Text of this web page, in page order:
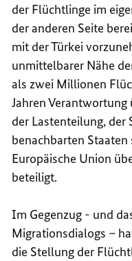
der Flüchtlinge im
der anderen Seite
mit der Türkei
unmittelbarer Nähe
als zwei Millionen
Jahren Verantwortung
der Lastenteilung, der
benachbarten
Europäische Union
beteiligt.
Im Gegenzug - und
Migrationsdialogs –
die Stellung der